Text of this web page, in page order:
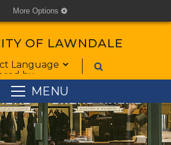
More Options cog
OF LAWNDALE
Field 1
by
MENU